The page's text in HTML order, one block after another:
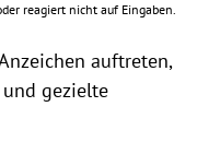
reagiert nicht auf Eingaben.
auftreten,
gezielte